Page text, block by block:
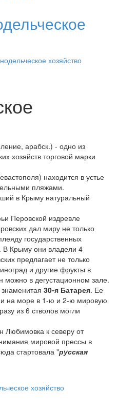
арабск.) - одно из
хозяйств торговой марки
находится в устье
пляжами.
в Крыму натуральный
Перовской издревле
дал миру не только
государственных
В Крыму они владели 4
предлагает не только
и другие фрукты в
можно в дегустационном зале.
30-я Батарея. Ее
на море в 1-ю и 2-ю мировую
из 6 стволов могли
Любимовка к северу от
мировой прессы в
стартовала "русская
хозяйство